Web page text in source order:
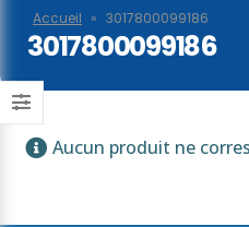
Accueil » 3017800099186
3017800099186
Aucun produit ne